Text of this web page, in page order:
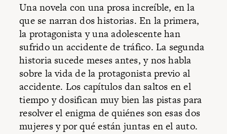
Una novela con una prosa increíble, en la
que se narran dos historias. En la primera,
la protagonista y una adolescente han
sufrido un accidente de tráfico. La segunda
historia sucede meses antes, y nos habla
sobre la vida de la protagonista previo al
accidente. Los capítulos dan saltos en el
tiempo y dosifican muy bien las pistas para
resolver el enigma de quiénes son esas dos
mujeres y por qué están juntas en el auto.